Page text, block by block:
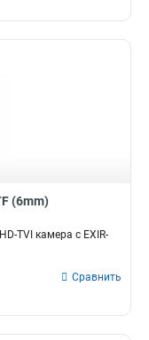
(6mm)
TVI камера с EXIR-
Сравнить